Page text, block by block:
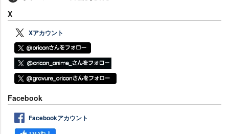
X
Xアカウント
Facebook
Facebookアカウント